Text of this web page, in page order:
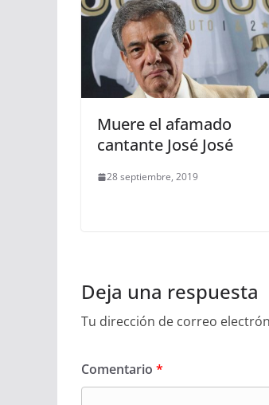
Muere el afamado
cantante José José
28 septiembre, 2019
Deja una respuesta
Tu dirección de correo
Comentario *